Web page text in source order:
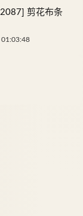
剪花布条